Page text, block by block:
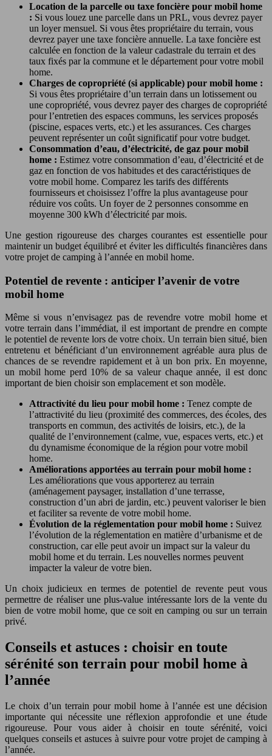
Location de la parcelle ou taxe foncière pour mobil home
: Si vous louez une parcelle dans un PRL, vous devrez payer
un loyer mensuel. Si vous êtes propriétaire du terrain, vous
devrez payer une taxe foncière annuelle. La taxe foncière est
calculée en fonction de la valeur cadastrale du terrain et des
taux fixés par la commune et le département pour votre mobil
home.
Charges de copropriété (si applicable) pour mobil home :
Si vous êtes propriétaire d’un terrain dans un lotissement ou
une copropriété, vous devrez payer des charges de copropriété
pour l’entretien des espaces communs, les services proposés
(piscine, espaces verts, etc.) et les assurances. Ces charges
peuvent représenter un coût significatif pour votre budget.
Consommation d’eau, d’électricité, de gaz pour mobil
home : Estimez votre consommation d’eau, d’électricité et de
gaz en fonction de vos habitudes et des caractéristiques de
votre mobil home. Comparez les tarifs des différents
fournisseurs et choisissez l’offre la plus avantageuse pour
réduire vos coûts. Un foyer de 2 personnes consomme en
moyenne 300 kWh d’électricité par mois.
Une gestion rigoureuse des charges courantes est essentielle pour
maintenir un budget équilibré et éviter les difficultés financières dans
votre projet de camping à l’année en mobil home.
Potentiel de revente : anticiper l’avenir de votre
mobil home
Même si vous n’envisagez pas de revendre votre mobil home et
votre terrain dans l’immédiat, il est important de prendre en compte
le potentiel de revente lors de votre choix. Un terrain bien situé, bien
entretenu et bénéficiant d’un environnement agréable aura plus de
chances de se revendre rapidement et à un bon prix. En moyenne,
un mobil home perd 10% de sa valeur chaque année, il est donc
important de bien choisir son emplacement et son modèle.
Attractivité du lieu pour mobil home : Tenez compte de
l’attractivité du lieu (proximité des commerces, des écoles, des
transports en commun, des activités de loisirs, etc.), de la
qualité de l’environnement (calme, vue, espaces verts, etc.) et
du dynamisme économique de la région pour votre mobil
home.
Améliorations apportées au terrain pour mobil home :
Les améliorations que vous apporterez au terrain
(aménagement paysager, installation d’une terrasse,
construction d’un abri de jardin, etc.) peuvent valoriser le bien
et faciliter sa revente de votre mobil home.
Évolution de la réglementation pour mobil home : Suivez
l’évolution de la réglementation en matière d’urbanisme et de
construction, car elle peut avoir un impact sur la valeur du
mobil home et du terrain. Les nouvelles normes peuvent
impacter la valeur de votre bien.
Un choix judicieux en termes de potentiel de revente peut vous
permettre de réaliser une plus-value intéressante lors de la vente du
bien de votre mobil home, que ce soit en camping ou sur un terrain
privé.
Conseils et astuces : choisir en toute
sérénité son terrain pour mobil home à
l’année
Le choix d’un terrain pour mobil home à l’année est une décision
importante qui nécessite une réflexion approfondie et une étude
rigoureuse. Pour vous aider à choisir en toute sérénité, voici
quelques conseils et astuces à suivre pour votre projet de camping à
l’année.